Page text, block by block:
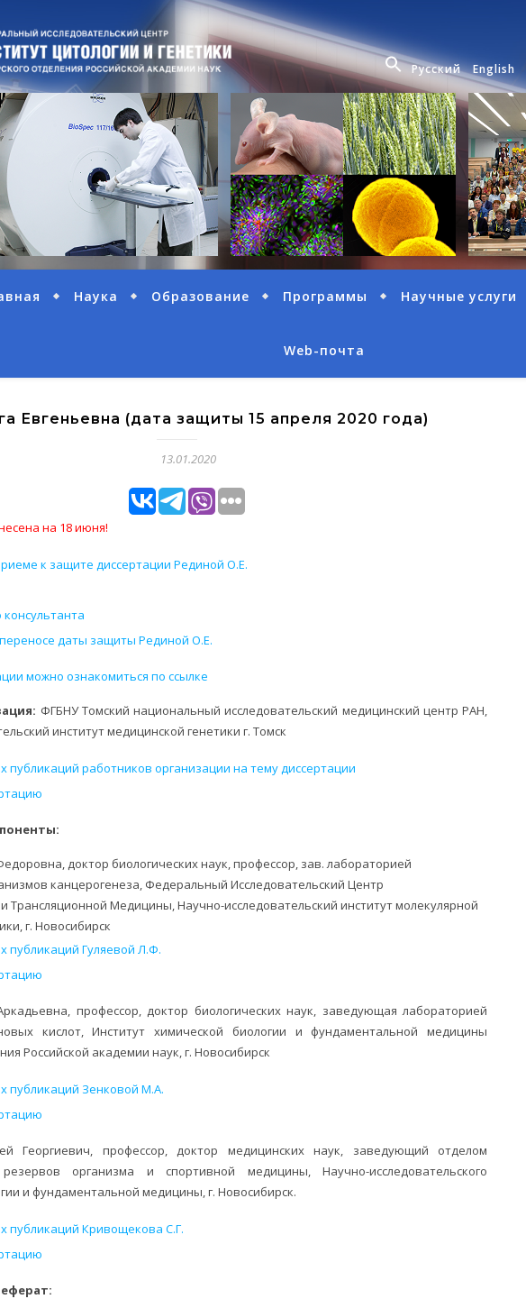
Русский English
Наука Образование Программы Научные услуги
Web-почта
Евгеньевна (дата защиты 15 апреля 2020 года)
13.01.2020
на 18 июня!
к защите диссертации Рединой О.Е.
даты защиты Рединой О.Е.
можно ознакомиться по ссылке
ФГБНУ Томский национальный исследовательский медицинский центр РАН,
институт медицинской генетики г. Томск
публикаций работников организации на тему диссертации
доктор биологических наук, профессор, зав. лабораторией
канцерогенеза, Федеральный Исследовательский Центр
Трансляционной Медицины, Научно-исследовательский институт молекулярной
г. Новосибирск
публикаций Гуляевой Л.Ф.
профессор, доктор биологических наук, заведующая лабораторией
кислот, Институт химической биологии и фундаментальной медицины
Российской академии наук, г. Новосибирск
публикаций Зенковой М.А.
Георгиевич, профессор, доктор медицинских наук, заведующий отделом
организма и спортивной медицины, Научно-исследовательского
и фундаментальной медицины, г. Новосибирск.
публикаций Кривощекова С.Г.